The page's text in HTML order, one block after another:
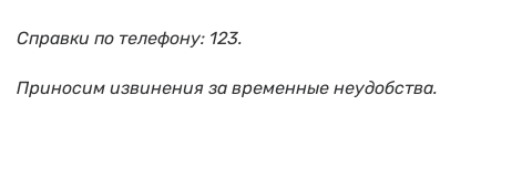
Справки по телефону: 123.
Приносим извинения за временные неудобства.